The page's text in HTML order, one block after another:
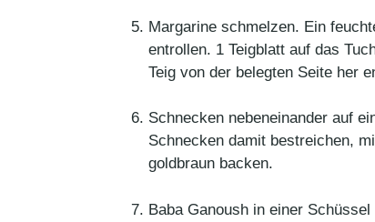
Margarine schmelzen. Ein
entrollen. 1 Teigblatt auf das
Teig von der belegten Seite her
Schnecken nebeneinander auf
Schnecken damit bestreichen,
goldbraun backen.
Baba Ganoush in einer